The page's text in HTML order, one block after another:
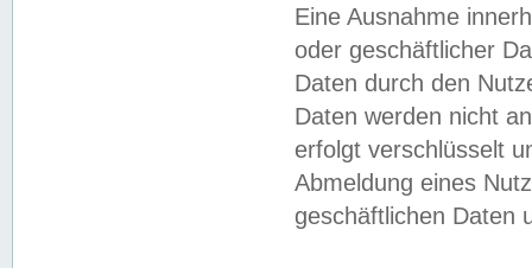
Eine Ausnahme
oder geschäftlicher
Daten durch den
Daten werden nicht
erfolgt verschlüsselt
Abmeldung eines
geschäftlichen Daten